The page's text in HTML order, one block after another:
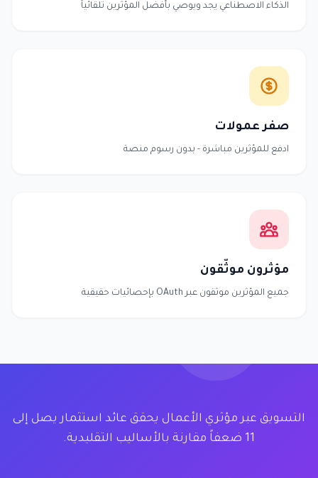
الذكاء الاصطناعي يجد ويوصي بأفضل المؤثرين تلقائياً
صفر عمولات
ادفع للمؤثرين مباشرة - بدون رسوم منصة
مؤثرون موثّقون
جميع المؤثرين موثقون عبر OAuth بإحصائيات حقيقية
التسويق عبر مؤثري الأعمال يحقق عائد استثمار يصل إلى
11 ضعفاً مقارنة بالأساليب التقليدية.